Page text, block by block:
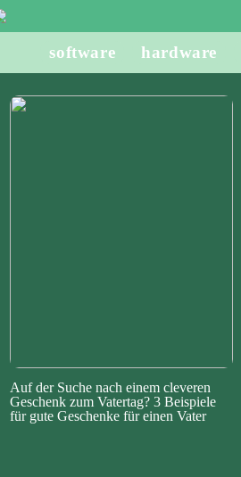
software hardware
Auf der Suche nach einem cleveren
Geschenk zum Vatertag? 3 Beispiele
für gute Geschenke für einen Vater